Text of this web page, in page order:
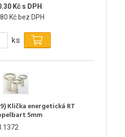
Kč s DPH
Kč bez DPH
ks
Klička energetická RT
5mm